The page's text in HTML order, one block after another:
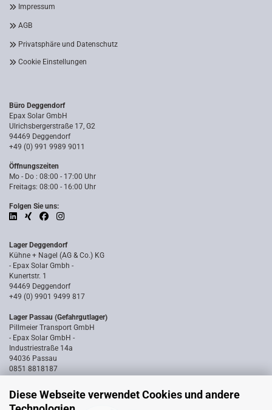
Diese Webseite verwendet Cookies und andere
Impressum
AGB
Privatsphäre und Datenschutz
Cookie Einstellungen
Büro Deggendorf
Epax Solar GmbH
Ulrichsbergerstraße 17, G2
94469 Deggendorf
+49 (0) 991 9989 9011
Öffnungszeiten
Mo - Do : 08:00 - 17:00 Uhr
Freitags: 08:00 - 16:00 Uhr
Folgen Sie uns:
Lager Deggendorf
Kühne + Nagel (AG & Co.) KG
- Epax Solar Gmbh -
Kunertstr. 1
94469 Deggendorf
+49 (0) 9901 9499 817
Lager Passau (Gefahrgutlager)
Pillmeier Transport GmbH
- Epax Solar GmbH -
Industriestraße 14a
94036 Passau
0851 8818187